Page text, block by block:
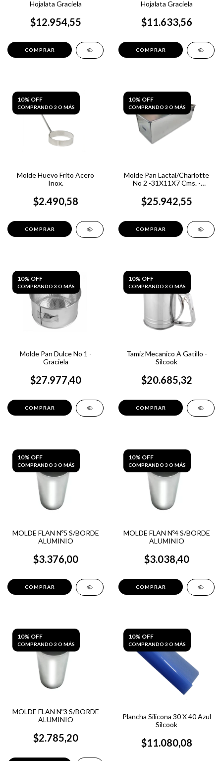
Hojalata Graciela
$12.954,55
Hojalata Graciela
$11.633,56
10% OFF
COMPRANDO 3 O MÁS
Molde Huevo Frito Acero
Inox.
$2.490,58
10% OFF
COMPRANDO 3 O MÁS
Molde Pan Lactal/Charlotte
No 2 -31X11X7 Cms. -
$25.942,55
10% OFF
COMPRANDO 3 O MÁS
Molde Pan Dulce No 1 -
Graciela
$27.977,40
10% OFF
COMPRANDO 3 O MÁS
Tamiz Mecanico A Gatillo -
Silcook
$20.685,32
10% OFF
COMPRANDO 3 O MÁS
MOLDE FLAN Nº5 S/BORDE
ALUMINIO
$3.376,00
10% OFF
COMPRANDO 3 O MÁS
MOLDE FLAN Nº4 S/BORDE
ALUMINIO
$3.038,40
10% OFF
COMPRANDO 3 O MÁS
MOLDE FLAN Nº3 S/BORDE
ALUMINIO
$2.785,20
10% OFF
COMPRANDO 3 O MÁS
Plancha Silicona 30 X 40 Azul
Silcook
$11.080,08